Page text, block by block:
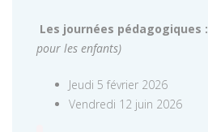
Les journées pédagogiques :
pour les enfants)
Jeudi 5 février 2026
Vendredi 12 juin 2026